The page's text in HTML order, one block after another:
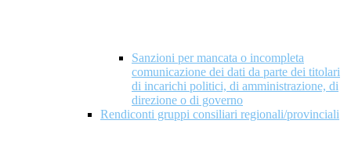
Sanzioni per mancata o incompleta
comunicazione dei dati da parte dei titolari
di incarichi politici, di amministrazione, di
direzione o di governo
Rendiconti gruppi consiliari regionali/provinciali